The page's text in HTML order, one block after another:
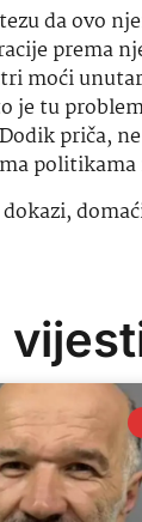
da ovo
prema
moći
je tu
priča,
dokazi,